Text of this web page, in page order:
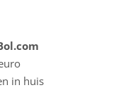
in huis